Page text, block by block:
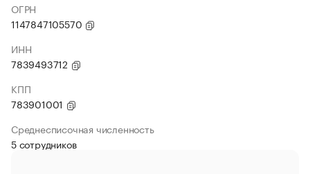
ОГРН
1147847105570
ИНН
7839493712
КПП
783901001
Среднесписочная численность
5 сотрудников